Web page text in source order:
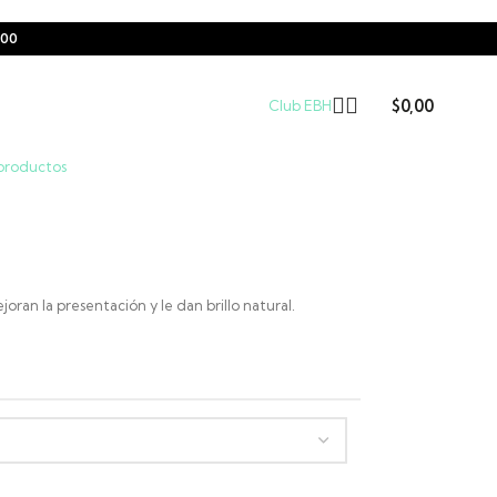
Club EBH $0,00
la presentación y le dan brillo natural.